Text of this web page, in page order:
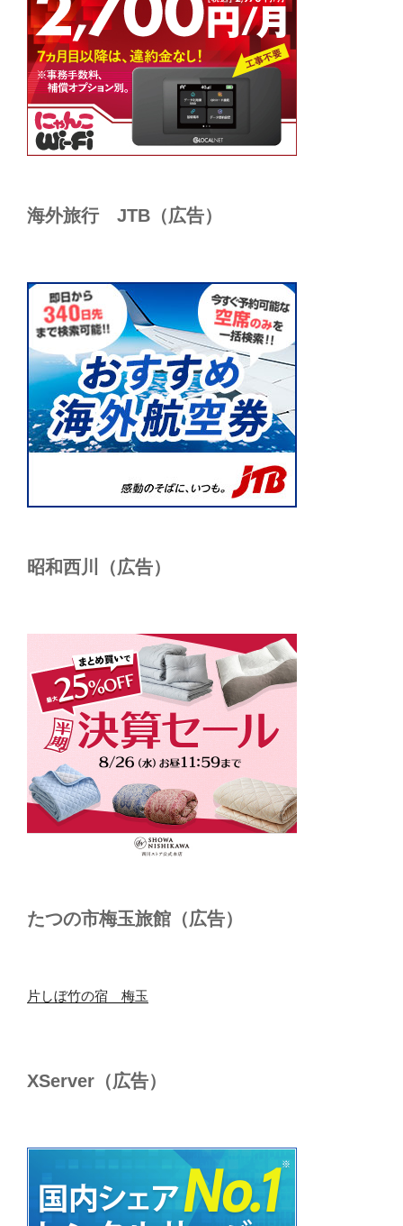
海外旅行 JTB（広告）
昭和西川（広告）
たつの市梅玉旅館（広告）
片しぼ竹の宿 梅玉
XServer（広告）